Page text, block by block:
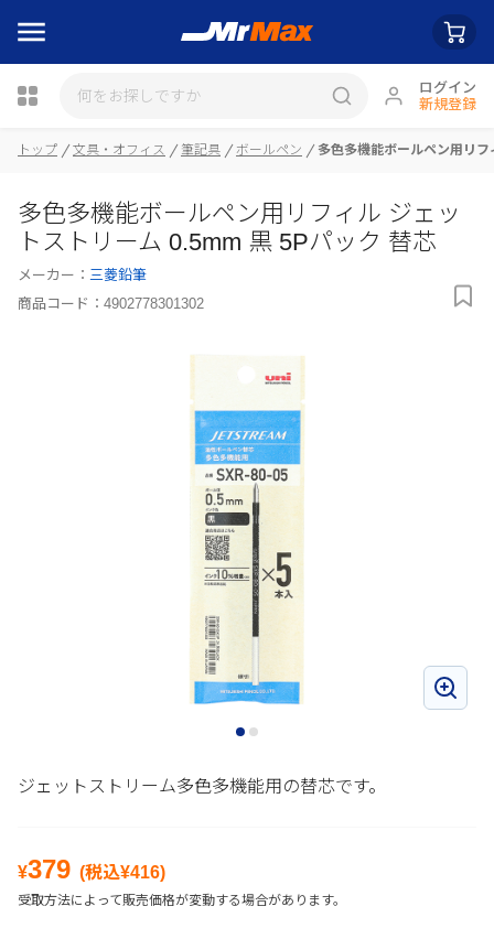
ログイン
新規登録
トップ 文具・オフィス 筆記具 ボールペン 多色多機能ボールペン用リ
多色多機能ボールペン用リフィル ジェッ
トストリーム 0.5mm 黒 5Pパック 替芯
メーカー： 三菱鉛筆
商品コード： 4902778301302
ジェットストリーム多色多機能用の替芯です。
¥379 (税込¥416)
受取方法によって販売価格が変動する場合があります。